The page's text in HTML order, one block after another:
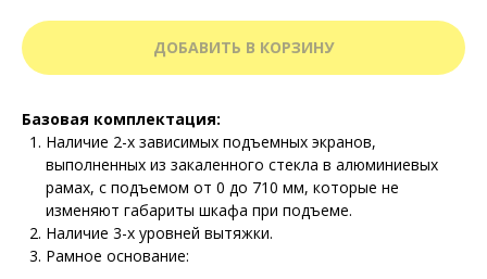
ДОБАВИТЬ В КОРЗИНУ
Базовая комплектация:
Наличие 2-х зависимых подъемных экранов,
выполненных из закаленного стекла в алюминиевых
рамах, с подъемом от 0 до 710 мм, которые не
изменяют габариты шкафа при подъеме.
Наличие 3-х уровней вытяжки.
Рамное основание: